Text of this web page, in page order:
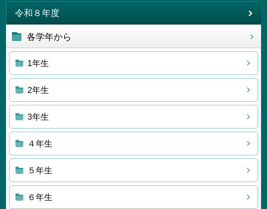
令和８年度
各学年から
1年生
2年生
3年生
４年生
５年生
６年生